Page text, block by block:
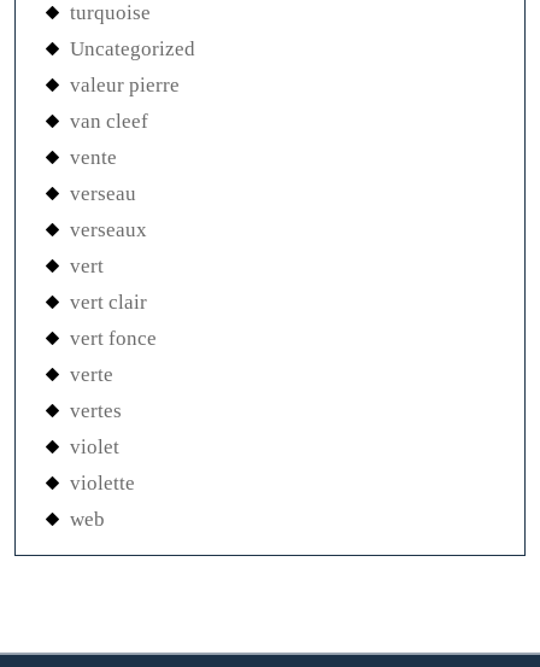
turquoise
Uncategorized
valeur pierre
van cleef
vente
verseau
verseaux
vert
vert clair
vert fonce
verte
vertes
violet
violette
web